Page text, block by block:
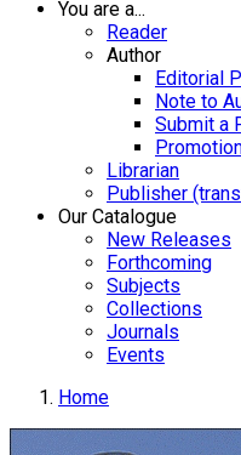
You are a...
Reader
Author
Editorial
Note to
Submit a
Librarian
Publisher
Our Catalogue
New Releases
Forthcoming
Subjects
Collections
Journals
Events
Home